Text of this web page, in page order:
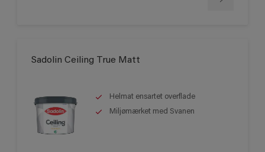
Sadolin Ceiling True Matt
Helmat ensartet overflade
Miljømærket med Svanen